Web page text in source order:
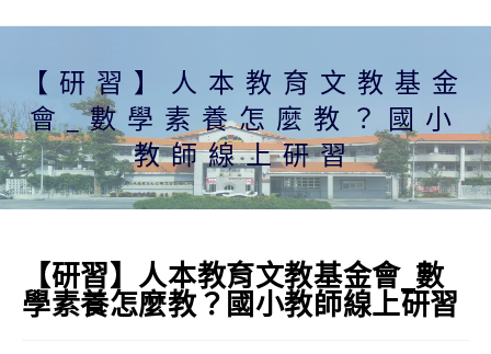
【研習】人本教育文教基金
會_數學素養怎麼教？國小
教師線上研習
【研習】人本教育文教基金會_數
學素養怎麼教？國小教師線上研習